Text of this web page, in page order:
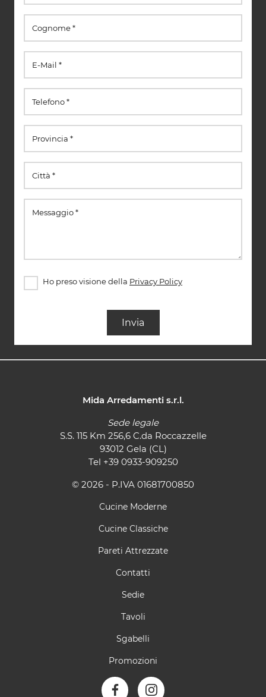
Ho preso visione della Privacy Policy
Invia
Mida Arredamenti s.r.l.
Sede legale
S.S. 115 Km 256,6 C.da Roccazzelle
93012 Gela (CL)
Tel +39 0933-909250
© 2026 - P.IVA 01681700850
Cucine Moderne
Cucine Classiche
Pareti Attrezzate
Contatti
Sedie
Tavoli
Sgabelli
Promozioni